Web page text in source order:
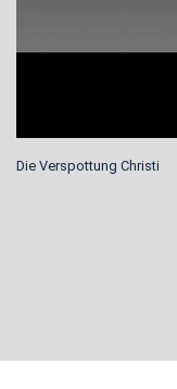
Die Verspottung Christi